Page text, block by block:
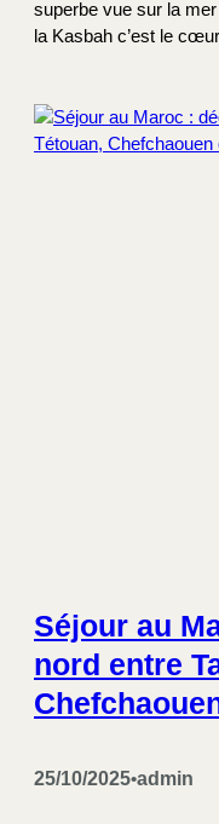
superbe vue sur la mer
la Kasbah c’est le
Séjour au
nord entre
25/10/2025•admin